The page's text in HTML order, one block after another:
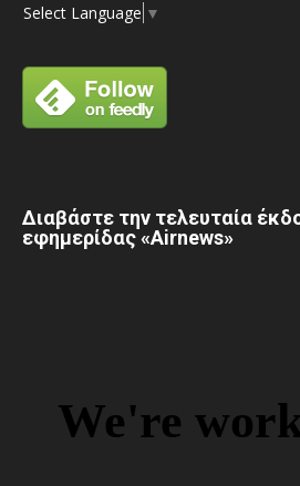
Select Language ▼
Διαβάστε την τελευταία
εφημερίδας «Airnews»